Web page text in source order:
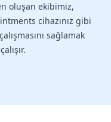
oluşan ekibimiz,
cihazınız gibi
sağlamak